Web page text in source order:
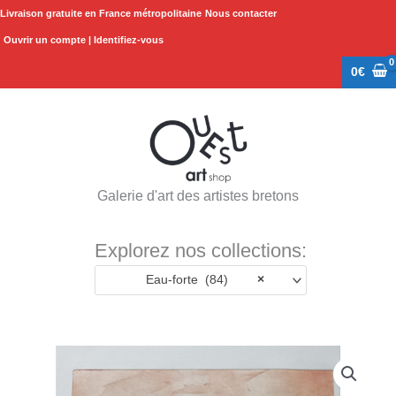
Aller
Livraison gratuite en France métropolitaine Nous contacter
Ouvrir un compte | Identifiez-vous
0€
Galerie d'art des artistes bretons
Explorez nos collections:
×
Eau-forte (84)